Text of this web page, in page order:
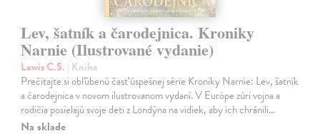
Lev, šatník a čarodejnica. Kroniky
Narnie (Ilustrované vydanie)
Lewis C.S. | Kniha
Prečítajte si obľúbenú časť úspešnej série Kroniky Narnie: Lev, šatník
a čarodejnica v novom ilustrovanom vydaní. V Európe zúri vojna a
rodičia posielajú svoje deti z Londýna na vidiek, aby ich chránili…
Na sklade